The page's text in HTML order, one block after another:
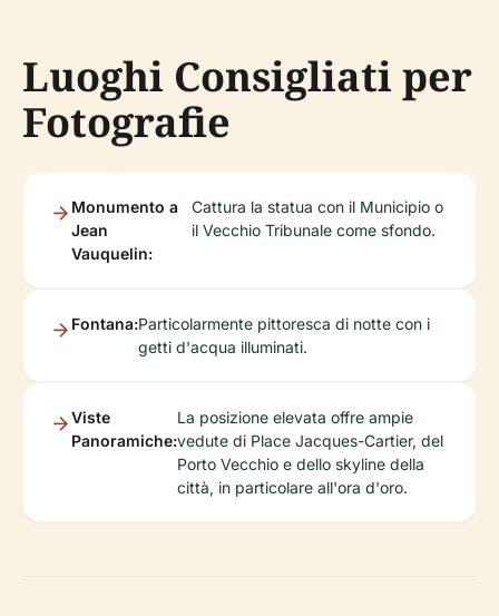
Luoghi Consigliati per
Fotografie
Monumento a
Jean
Vauquelin:
Cattura la statua con il Municipio o
il Vecchio Tribunale come sfondo.
Fontana:Particolarmente pittoresca di notte con i
getti d'acqua illuminati.
Viste
Panoramiche:
La posizione elevata offre ampie
vedute di Place Jacques-Cartier, del
Porto Vecchio e dello skyline della
città, in particolare all'ora d'oro.